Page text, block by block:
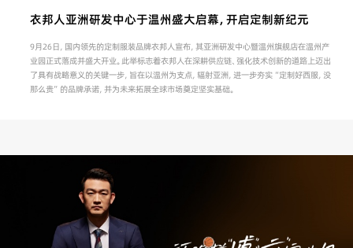
衣邦人亚洲研发中心于温州盛大启幕，开启定制新纪元
9月26日，国内领先的定制服装品牌衣邦人宣布，其亚洲研发中心暨温州旗舰店在温州产
业园正式落成并盛大开业。此举标志着衣邦人在深耕供应链、强化技术创新的道路上迈出
了具有战略意义的关键一步，旨在以温州为支点，辐射亚洲，进一步夯实“定制好西服，没
那么贵”的品牌承诺，并为未来拓展全球市场奠定坚实基础。